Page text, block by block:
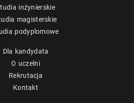
inżynierskie
magisterskie
podyplomowe
Dla kandydata
O uczelni
Rekrutacja
Kontakt